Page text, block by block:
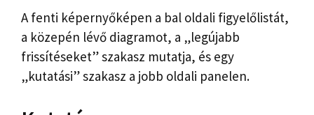
A fenti képernyőképen a bal oldali figyelőlistát,
a közepén lévő diagramot, a „legújabb
frissítéseket” szakasz mutatja, és egy
„kutatási” szakasz a jobb oldali panelen.